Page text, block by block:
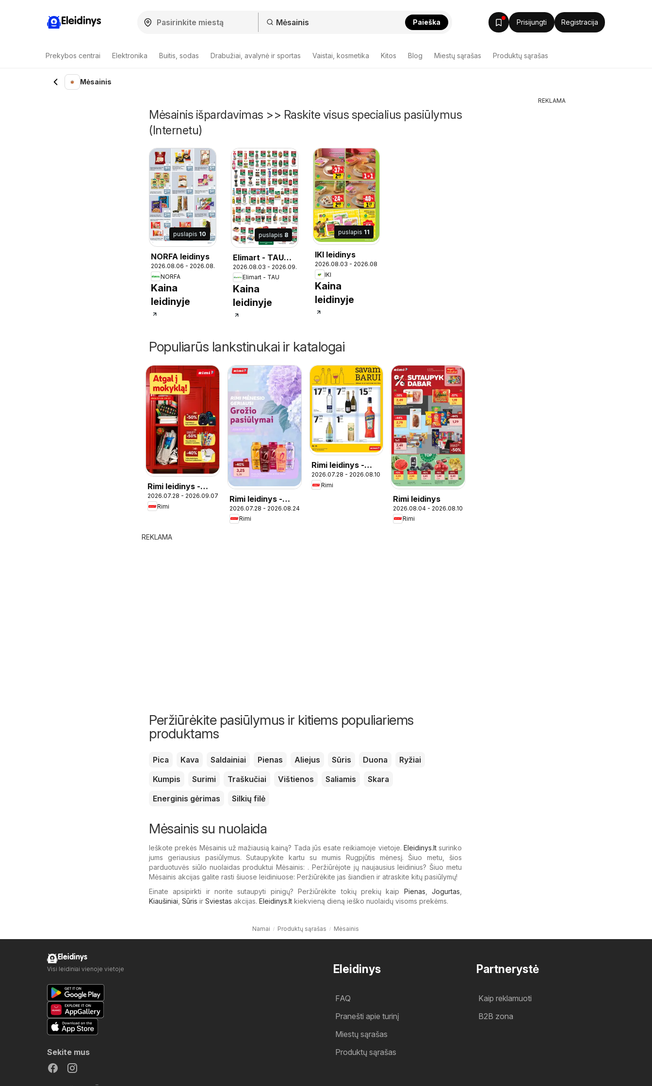
Eleidinys Paieška Prisijungti Registracija
Prekybos centrai Elektronika Buitis, sodas Drabužiai, avalynė ir sportas Vaistai, kosmetika Kitos Blog Miestų sąrašas Produktų sąrašas
Mėsainis
Mėsainis išpardavimas >> Raskite visus specialius pasiūlymus
(Internetu)
puslapis 10
NORFA leidinys
2026.08.06 - 2026.08.19
NORFA
Kaina
leidinyje
puslapis 8
Elimart - TAU
leidinys
2026.08.03 - 2026.09.06
Elimart - TAU
Kaina
leidinyje
puslapis 11
IKI leidinys
2026.08.03 - 2026.08.09
IKI
Kaina
leidinyje
Populiarūs lankstinukai ir katalogai
Rimi leidinys -
Atgal į mokyklą
2026.07.28 - 2026.09.07
Rimi
Rimi leidinys -
Grožio pasiūlymai
2026.07.28 - 2026.08.24
Rimi
Rimi leidinys -
Alkoholinių
gėrimų
2026.07.28 - 2026.08.10
Rimi
Rimi leidinys
2026.08.04 - 2026.08.10
Rimi
REKLAMA
Peržiūrėkite pasiūlymus ir kitiems populiariems
produktams
Pica Kava Saldainiai Pienas Aliejus Sūris Duona
Ryžiai
Kumpis
Surimi Traškučiai Vištienos Saliamis
Skara
Energinis gėrimas
Silkių filė
Mėsainis su nuolaida
Ieškote prekės Mėsainis už mažiausią kainą? Tada jūs esate reikiamoje vietoje. Eleidinys.ltsurinko
jums geriausius pasiūlymus. Sutaupykite kartu su mumis Rugpjūtis mėnesį. Šiuo metu, šios
parduotuvės siūlo nuolaidas produktui Mėsainis: . Peržiūrėjote jų naujausius leidinius? Šiuo metu
Mėsainis akcijas galite rasti šiuose leidiniuose: Peržiūrėkite jas šiandien ir atraskite kitų pasiūlymų!
Einate apsipirkti ir norite sutaupyti pinigų? Peržiūrėkite tokių prekių kaip Pienas ,Jogurtas
Kiaušiniai Sūris ir Sviestas akcijas. Eleidinys.lt kiekvieną dieną ieško nuolaidų visoms prekėms.
Namai Produktų sąrašas Mėsainis
REKLAMA
Eleidinys
FAQ
Pranešti apie turinį
Miestų sąrašas
Produktų sąrašas
Partnerystė
Kaip reklamuoti
B2B zona
Eleidinys
Visi leidiniai vienoje vietoje
Sekite mus